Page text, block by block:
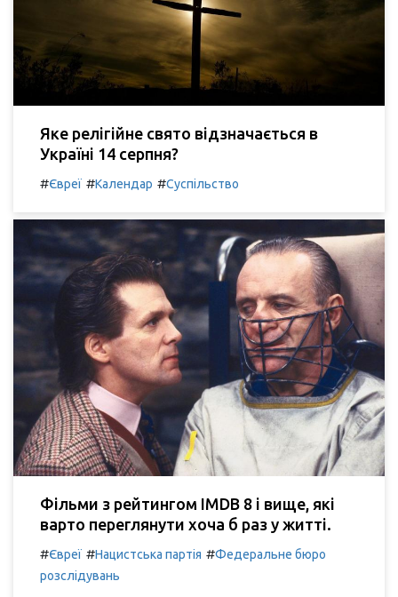
Яке релігійне свято відзначається в
Україні 14 серпня?
#Євреї #Календар #Суспільство
Фільми з рейтингом IMDB 8 і вище, які
варто переглянути хоча б раз у житті.
#Євреї #Нацистська партія #Федеральне бюро
розслідувань